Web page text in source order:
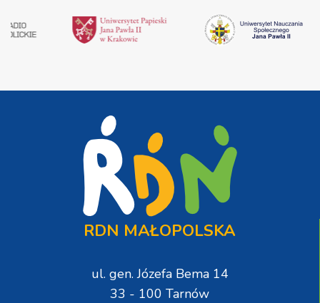
RDN MAŁOPOLSKA
ul. gen. Józefa Bema 14
33 - 100 Tarnów